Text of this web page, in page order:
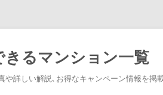
るマンション一覧
詳しい解説､お得なキャンペーン情報を掲